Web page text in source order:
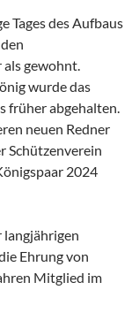
Tages des Aufbaus
als gewohnt.
wurde das
früher abgehalten.
neuen Redner
Schützenverein
2024
langjährigen
Ehrung von
Mitglied im